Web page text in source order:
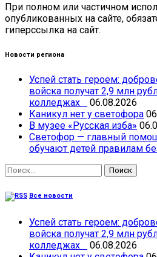
При полном или частичном
опубликованных на сайте,
гиперссылка на сайт.
Новости региона
Успей стать героем:
войска получат 2,9 млн
колледжах
06.08.2026
Каникул нет у светофора
В музее «Русская изба»
Светофор — главный
обучают детей правилам
Найти:
Все новости
Успей стать героем:
войска получат 2,9 млн
колледжах
06.08.2026